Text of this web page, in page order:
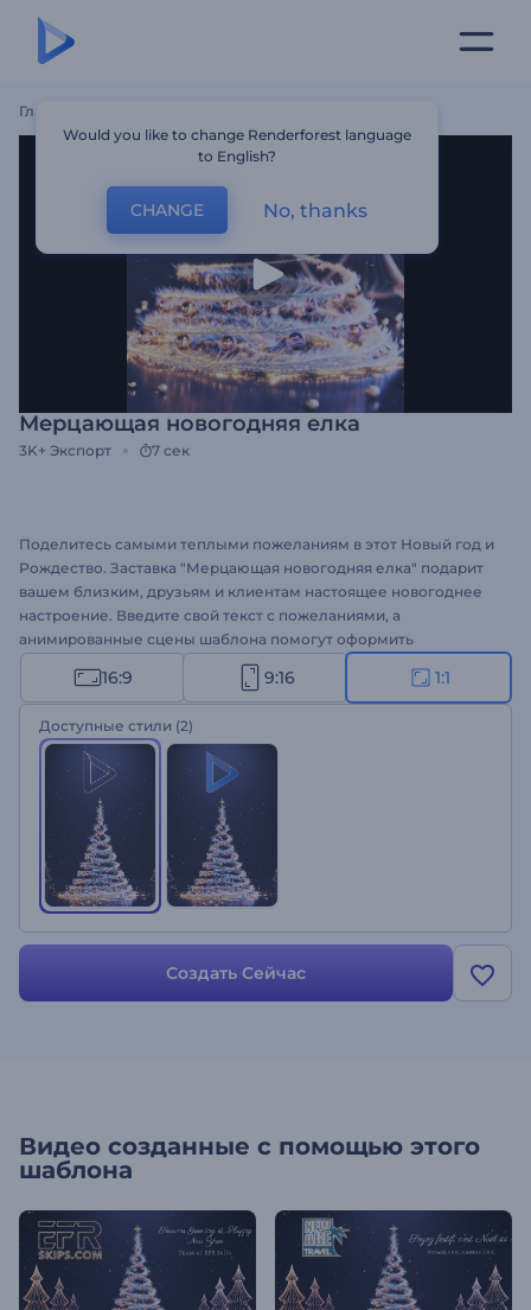
Главная
Мерцающая новогодняя елка
3K+ Экспорт 7 сек
Поделитесь самыми теплыми пожеланиям в этот Новый год и
Рождество. Заставка "Мерцающая новогодняя елка" подарит
вашем близким, друзьям и клиентам настоящее новогоднее
настроение. Введите свой текст с пожеланиями, а
анимированные сцены шаблона помогут оформить
волшебное новогоднее видео. Загрузите свои медиафайлы,
введите сообщение и получите профессиональное
поздравительное видео с анимацией всего в несколько
кликов. Шаблон идеально подходит для оформления рекламы
для ТВ, приглашения на новогодний ужин,
видеопоздравлений и многого другого. Создайте свое
новогоднее видео!
16:9 9:16 1:1
Доступные стили (2)
Создать Сейчас
Видео созданные с помощью этого
шаблона
Would you like to change Renderforest language
to English?
CHANGE No, thanks